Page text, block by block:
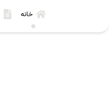
خانه